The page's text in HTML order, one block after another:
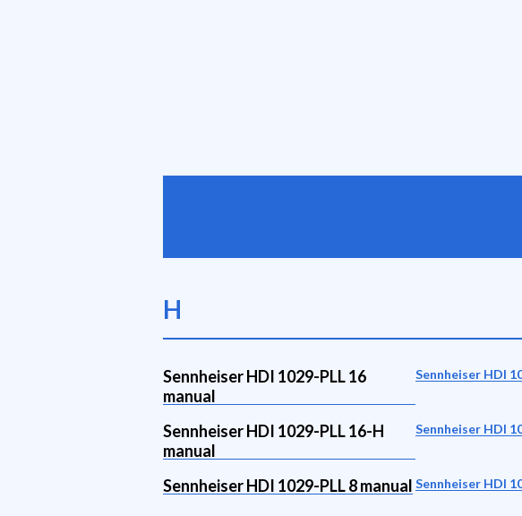
H
Sennheiser HDI 1029-PLL 16
manual
Sennheiser HDI
Sennheiser HDI 1029-PLL 16-H
manual
Sennheiser HDI
Sennheiser HDI 1029-PLL 8 manual Sennheiser HDI